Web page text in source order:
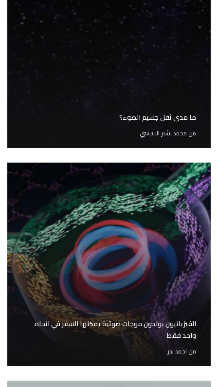
ما مدى ثقل جسيم الضوء؟
من محمد بشير البلبيسي
الفيزيائيون يولدون موجات صوتية يمكنها السفر في اتجاه
واحد فقط
من احمد بدر